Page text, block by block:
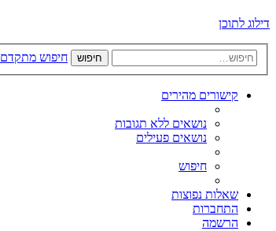
דילוג לתוכן
חיפוש חיפוש מתקדם
קישורים מהירים
נושאים ללא תגובות
נושאים פעילים
חיפוש
שאלות נפוצות
התחברות
הרשמה